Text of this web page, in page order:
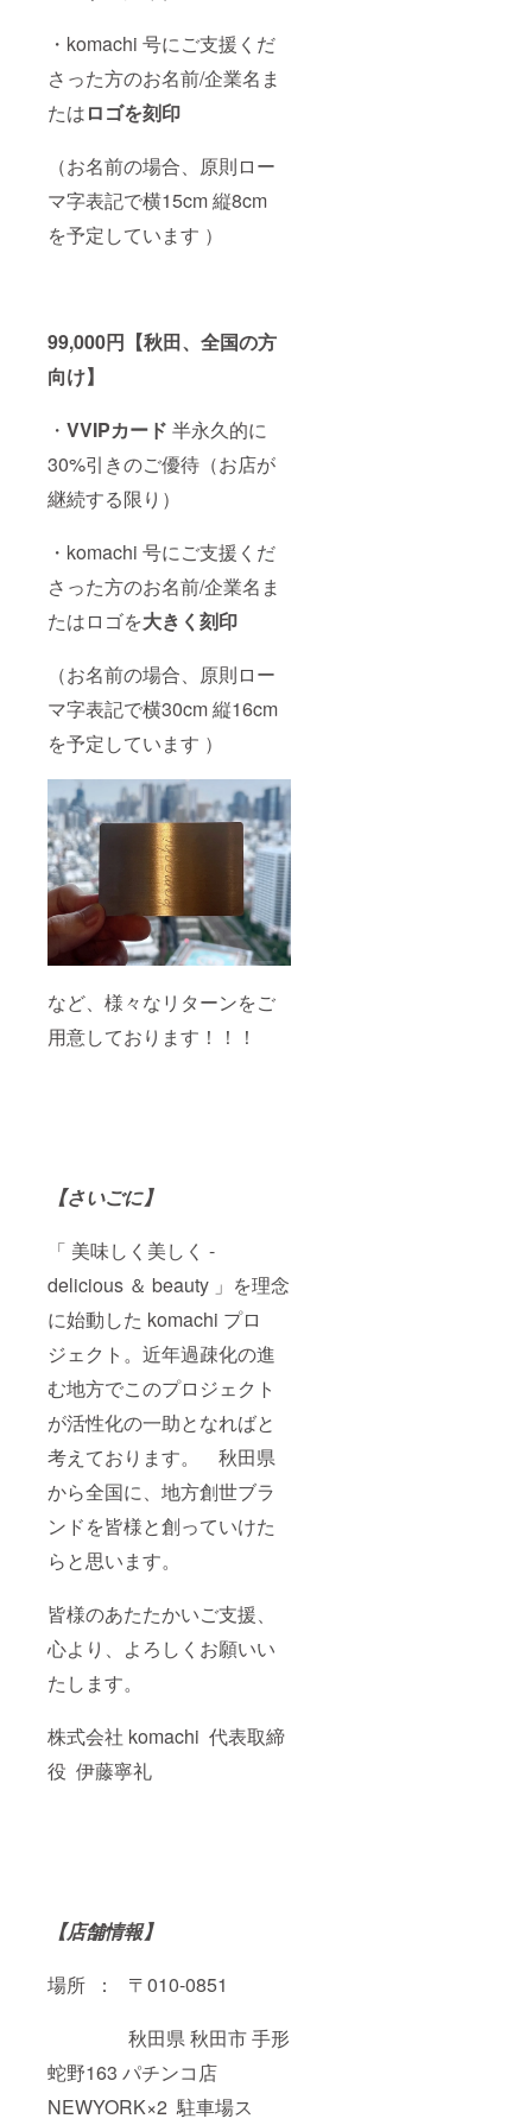
・komachi 号にご支援くだ
さった方のお名前/企業名ま
たはロゴを刻印
（お名前の場合、原則ロー
マ字表記で横15cm 縦8cm
を予定しています ）
99,000円【秋田、全国の方
向け】
・ VVIPカード 半永久的に
30%引きのご優待（お店が
継続する限り）
・komachi 号にご支援くだ
さった方のお名前/企業名ま
たはロゴを大きく刻印
（お名前の場合、原則ロー
マ字表記で横30cm 縦16cm
を予定しています ）
など、様々なリターンをご
用意しております！！！
【さいごに】
「 美味しく美しく -
delicious ＆ beauty 」を理念
に始動した komachi プロ
ジェクト。近年過疎化の進
む地方でこのプロジェクト
が活性化の一助となればと
考えております。 秋田県
から全国に、地方創世ブラ
ンドを皆様と創っていけた
らと思います。
皆様のあたたかいご支援、
心より、よろしくお願いい
たします。
株式会社 komachi 代表取締
役 伊藤寧礼
【店舗情報】
場所 ： 〒010-0851
秋田県 秋田市 手形
蛇野163 パチンコ店
NEWYORK×2 駐車場ス